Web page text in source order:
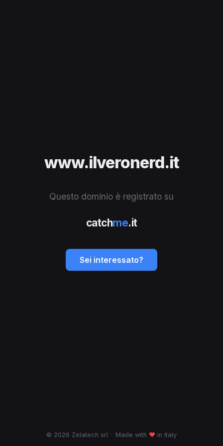
www.ilveronerd.it
Questo dominio è registrato su
catchme.it
Sei interessato?
© 2026 Zelatech srl · Made with ♥ in Italy